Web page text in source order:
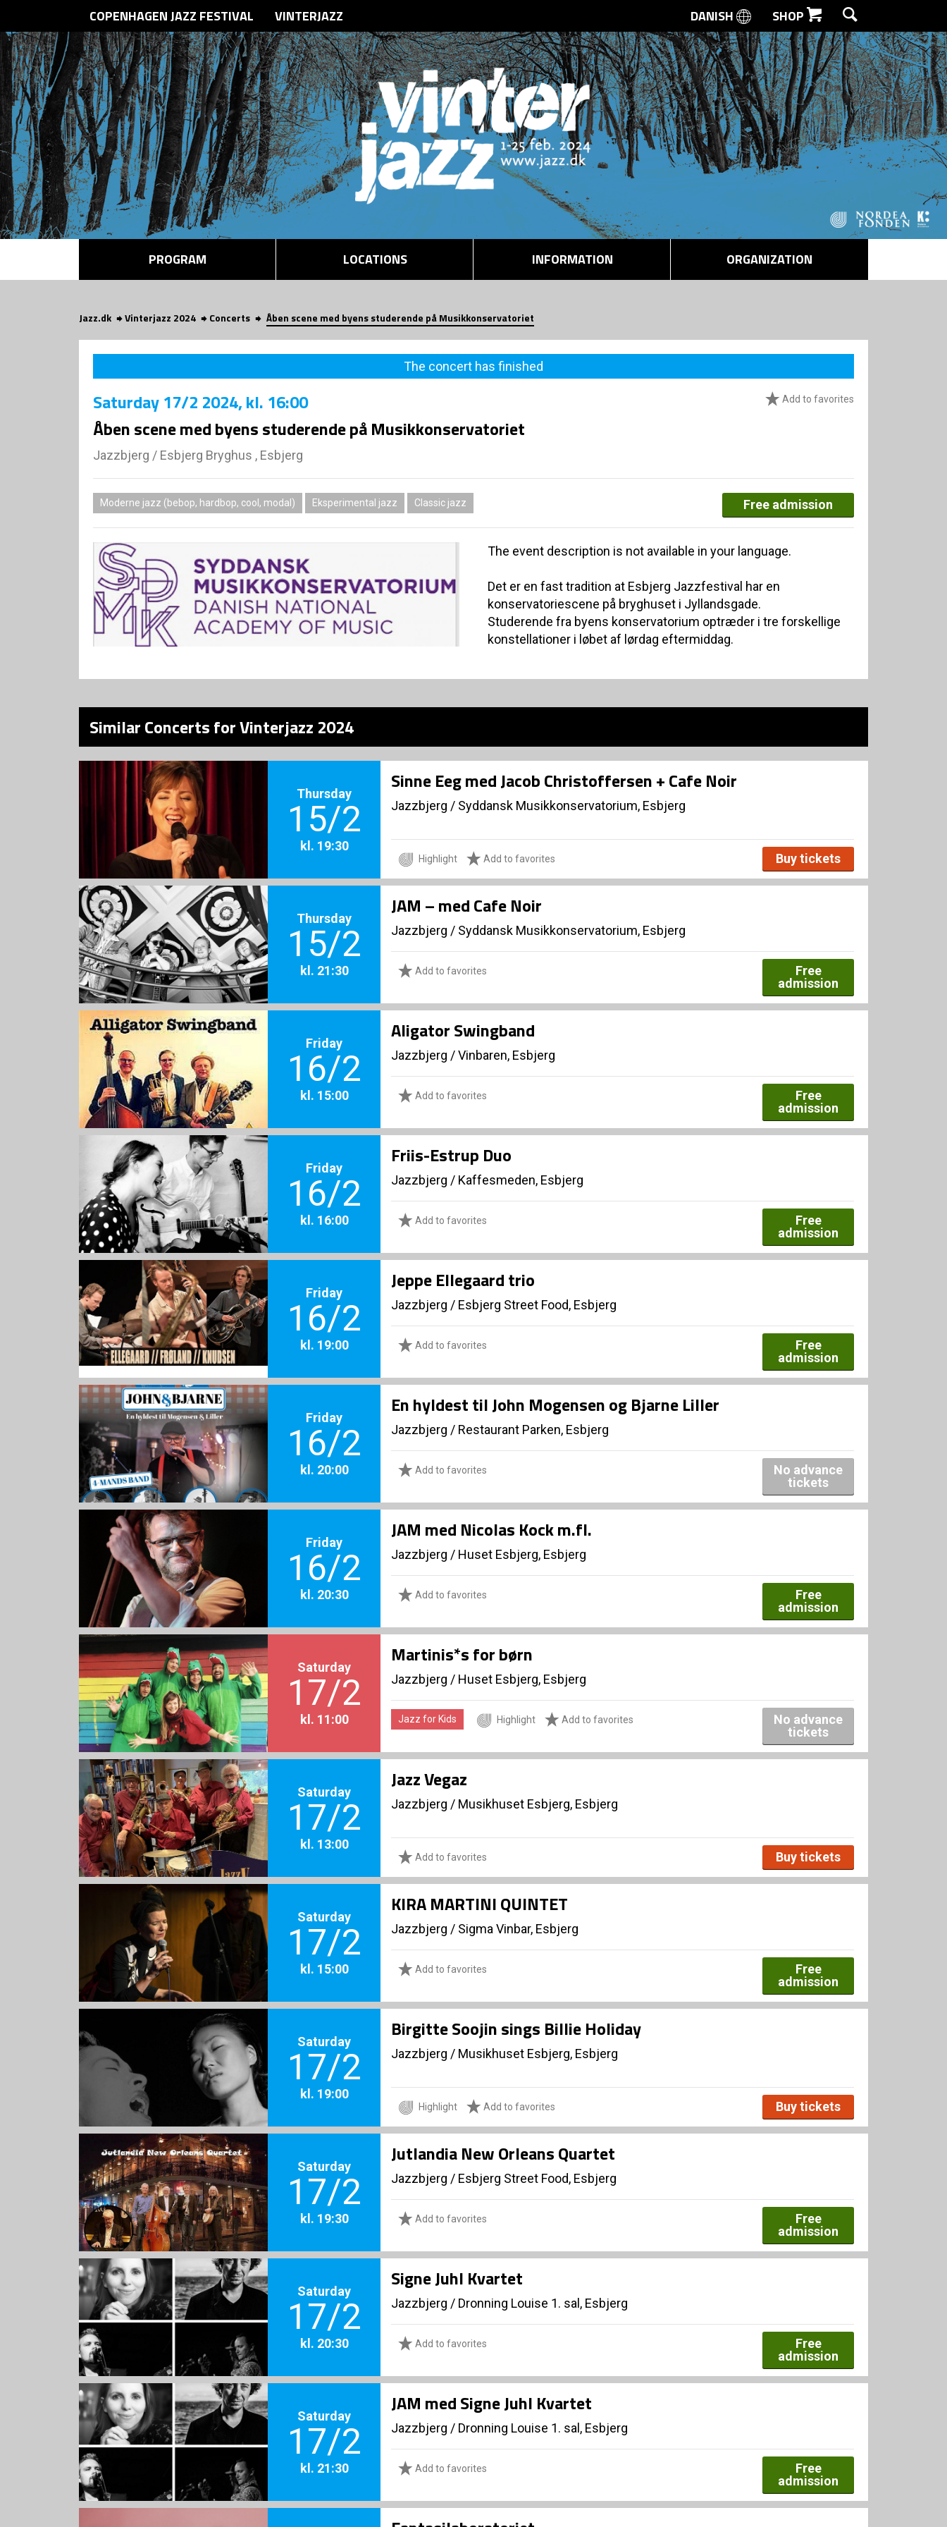
SEARCH
COPENHAGEN JAZZ FESTIVAL VINTERJAZZ DANISH SHOP
PROGRAM LOCATIONS INFORMATION ORGANIZATION
Jazz.dk Vinterjazz 2024 Concerts Åben scene med byens studerende på Musikkonservatoriet
The concert has finished
Add to favorites
Saturday17/2 2024, kl. 16:00
Åben scene med byens studerende på Musikkonservatoriet
Jazzbjerg / Esbjerg Bryghus , Esbjerg
Moderne jazz (bebop, hardbop, cool, modal) Eksperimental jazz Classic jazz Free admission
The event description is not available in your language.
Det er en fast tradition at Esbjerg Jazzfestival har en
konservatoriescene på bryghuset i Jyllandsgade.
Studerende fra byens konservatorium optræder i tre forskellige
konstellationer i løbet af lørdag eftermiddag.
Similar Concerts for Vinterjazz 2024
Thursday
15/2
kl. 19:30
Sinne Eeg med Jacob Christoffersen + Cafe Noir
Jazzbjerg / Syddansk Musikkonservatorium, Esbjerg
Highlight Add to favorites Buy tickets
Thursday
15/2
kl. 21:30
JAM – med Cafe Noir
Jazzbjerg / Syddansk Musikkonservatorium, Esbjerg
Add to favorites
Free
admission
Friday
16/2
kl. 15:00
Aligator Swingband
Jazzbjerg /Vinbaren, Esbjerg
Add to favorites
Free
admission
Friday
16/2
kl. 16:00
Friis-Estrup Duo
Jazzbjerg / Kaffesmeden, Esbjerg
Add to favorites
Free
admission
Friday
16/2
kl. 19:00
Jeppe Ellegaard trio
Jazzbjerg / Esbjerg Street Food, Esbjerg
Add to favorites
Free
admission
Friday
16/2
kl. 20:00
En hyldest til John Mogensen og Bjarne Liller
Jazzbjerg / Restaurant Parken, Esbjerg
Add to favorites
No advance
tickets
Friday
16/2
kl. 20:30
JAM med Nicolas Kock m.fl.
Jazzbjerg / Huset Esbjerg, Esbjerg
Add to favorites
Free
admission
Saturday
17/2
kl. 11:00
Martinis*s for børn
Jazzbjerg / Huset Esbjerg, Esbjerg
Jazz for Kids Highlight Add to favorites
No advance
tickets
Saturday
17/2
kl. 13:00
Jazz Vegaz
Jazzbjerg / Musikhuset Esbjerg, Esbjerg
Add to favorites Buy tickets
Saturday
17/2
kl. 15:00
KIRA MARTINI QUINTET
Jazzbjerg / Sigma Vinbar, Esbjerg
Add to favorites
Free
admission
Saturday
17/2
kl. 19:00
Birgitte Soojin sings Billie Holiday
Jazzbjerg / Musikhuset Esbjerg, Esbjerg
Highlight Add to favorites Buy tickets
Saturday
17/2
kl. 19:30
Jutlandia New Orleans Quartet
Jazzbjerg / Esbjerg Street Food, Esbjerg
Add to favorites
Free
admission
Saturday
17/2
kl. 20:30
Signe Juhl Kvartet
Jazzbjerg / Dronning Louise 1. sal, Esbjerg
Add to favorites
Free
admission
Saturday
17/2
kl. 21:30
JAM med Signe Juhl Kvartet
Jazzbjerg / Dronning Louise 1. sal, Esbjerg
Add to favorites
Free
admission